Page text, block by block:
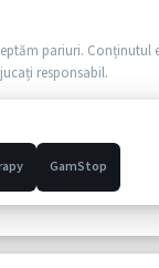
pariuri. Conținutul
responsabil.
GamStop